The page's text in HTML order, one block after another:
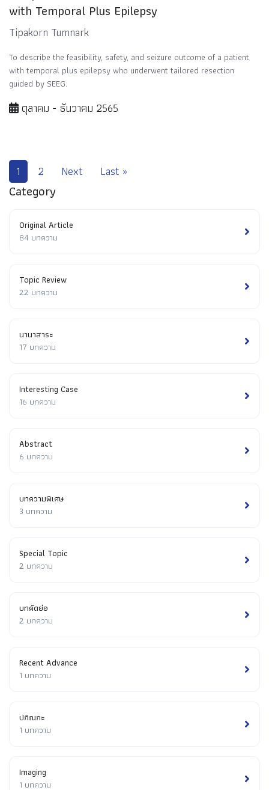
with Temporal Plus Epilepsy
Tipakorn Tumnark
To describe the feasibility, safety, and seizure outcome of a patient
with temporal plus epilepsy who underwent tailored resection
guided by SEEG.
ตุลาคม - ธันวาคม 2565
1 2 Next Last »
Category
Original Article
84 บทความ
Topic Review
22 บทความ
นานาสาระ
17 บทความ
Interesting Case
16 บทความ
Abstract
6 บทความ
บทความพิเศษ
3 บทความ
Special Topic
2 บทความ
บทคัดย่อ
2 บทความ
Recent Advance
1 บทความ
ปกิณกะ
1 บทความ
Imaging
1 บทความ